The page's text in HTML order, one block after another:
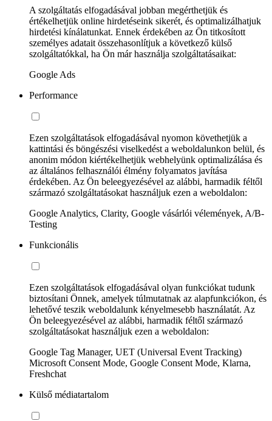
A szolgáltatás elfogadásával jobban megérthetjük és
értékelhetjük online hirdetéseink sikerét, és optimalizálhatjuk
hirdetési kínálatunkat. Ennek érdekében az Ön titkosított
személyes adatait összehasonlítjuk a következő külső
szolgáltatókkal, ha Ön már használja szolgáltatásaikat:
Google Ads
Performance
Ezen szolgáltatások elfogadásával nyomon követhetjük a
kattintási és böngészési viselkedést a weboldalunkon belül, és
anonim módon kiértékelhetjük webhelyünk optimalizálása és
az általános felhasználói élmény folyamatos javítása
érdekében. Az Ön beleegyezésével az alábbi, harmadik féltől
származó szolgáltatásokat használjuk ezen a weboldalon:
Google Analytics, Clarity, Google vásárlói vélemények, A/B-
Testing
Funkcionális
Ezen szolgáltatások elfogadásával olyan funkciókat tudunk
biztosítani Önnek, amelyek túlmutatnak az alapfunkciókon, és
lehetővé teszik weboldalunk kényelmesebb használatát. Az
Ön beleegyezésével az alábbi, harmadik féltől származó
szolgáltatásokat használjuk ezen a weboldalon:
Google Tag Manager, UET (Universal Event Tracking)
Microsoft Consent Mode, Google Consent Mode, Klarna,
Freshchat
Külső médiatartalom